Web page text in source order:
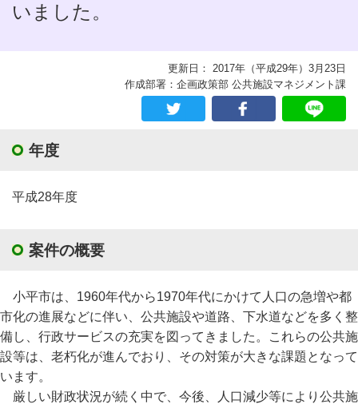
いました。
更新日： 2017年（平成29年）3月23日
作成部署：企画政策部 公共施設マネジメント課
年度
平成28年度
案件の概要
小平市は、1960年代から1970年代にかけて人口の急増や都
市化の進展などに伴い、公共施設や道路、下水道などを多く整
備し、行政サービスの充実を図ってきました。これらの公共施
設等は、老朽化が進んでおり、その対策が大きな課題となって
います。
厳しい財政状況が続く中で、今後、人口減少等により公共施